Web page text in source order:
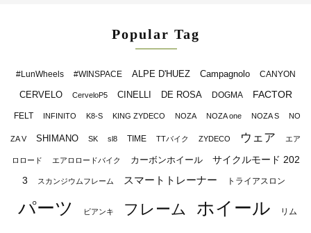
Popular Tag
#LunWheels #WINSPACE ALPE D'HUEZ Campagnolo CANYON
CERVELO CerveloP5 CINELLI DE ROSA DOGMA FACTOR
FELT INFINITO K8-S KING ZYDECO NOZA NOZA one NOZA S NO
ZA V SHIMANO SK sl8 TIME TTバイク ZYDECO ウェア エア
ロロード エアロロードバイク カーボンホイール
サイクルモード 202
3
スカンジウムフレーム スマートトレーナー トライアスロン
パーツ ビアンキ フレーム ホイール リム